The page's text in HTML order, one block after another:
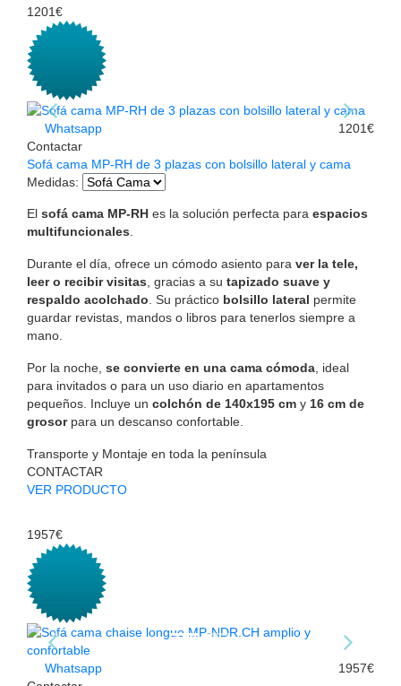
1201€
Whatsapp
Contactar
1201€
Sofá cama MP-RH de 3 plazas con bolsillo lateral y cama
Medidas:
El sofá cama MP-RH es la solución perfecta para espacios
multifuncionales.
Durante el día, ofrece un cómodo asiento para ver la tele,
leer o recibir visitas, gracias a su tapizado suave y
respaldo acolchado. Su práctico bolsillo lateral permite
guardar revistas, mandos o libros para tenerlos siempre a
mano.
Por la noche, se convierte en una cama cómoda, ideal
para invitados o para un uso diario en apartamentos
pequeños. Incluye un colchón de 140x195 cm y 16 cm de
grosorpara un descanso confortable.
Transporte y Montaje en toda la península
CONTACTAR
VER PRODUCTO
1957€
Whatsapp
1957€